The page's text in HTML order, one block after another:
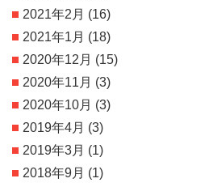
2021年2月 (16)
2021年1月 (18)
2020年12月 (15)
2020年11月 (3)
2020年10月 (3)
2019年4月 (3)
2019年3月 (1)
2018年9月 (1)